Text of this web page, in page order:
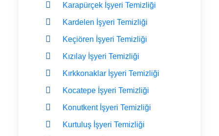
Karapürçek İşyeri Temizliği
Kardelen İşyeri Temizliği
Keçiören İşyeri Temizliği
Kızılay İşyeri Temizliği
Kırkkonaklar İşyeri Temizliği
Kocatepe İşyeri Temizliği
Konutkent İşyeri Temizliği
Kurtuluş İşyeri Temizliği